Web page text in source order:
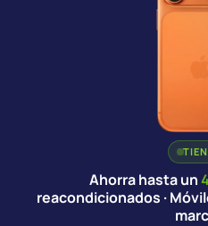
Ahorra hasta un
reacondicionados ·